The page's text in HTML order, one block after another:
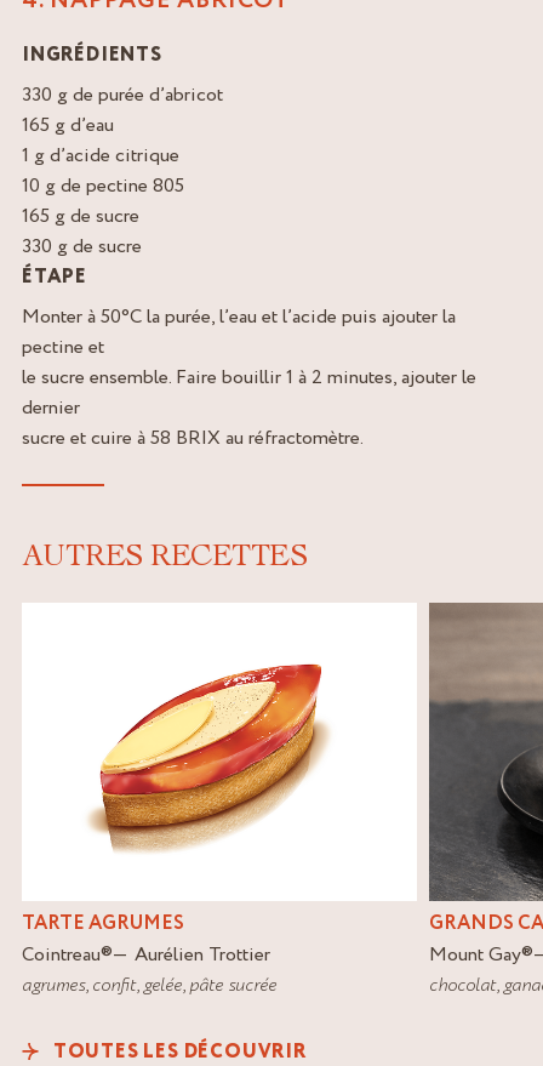
INGRÉDIENTS
330 g de purée d’abricot
165 g d’eau
1 g d’acide citrique
10 g de pectine 805
165 g de sucre
330 g de sucre
ÉTAPE
Monter à 50°C la purée, l’eau et l’acide puis ajouter la
pectine et
le sucre ensemble. Faire bouillir 1 à 2 minutes, ajouter le
dernier
sucre et cuire à 58 BRIX au réfractomètre.
AUTRES RECETTES
TARTE AGRUMES
Cointreau®
Aurélien Trottier
agrumes,confit,gelée,pâte sucrée
GRANDS
Mount Gay®
chocolat,
TOUTES LES DÉCOUVRIR